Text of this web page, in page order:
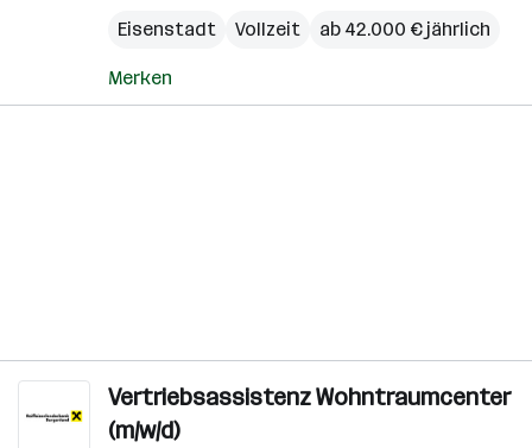
Eisenstadt
Vollzeit ab 42.000 € jährlich
Merken
Vertriebsassistenz Wohntraumcenter
(m/w/d)